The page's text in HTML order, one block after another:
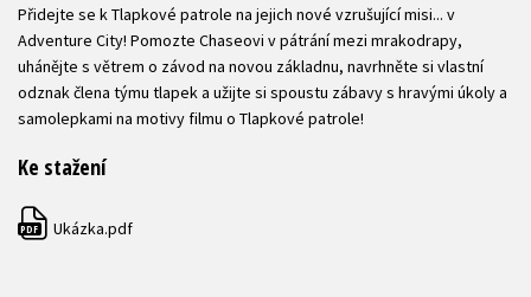
Přidejte se k Tlapkové patrole na jejich nové vzrušující misi... v
Adventure City! Pomozte Chaseovi v pátrání mezi mrakodrapy,
uhánějte s větrem o závod na novou základnu, navrhněte si vlastní
odznak člena týmu tlapek a užijte si spoustu zábavy s hravými úkoly a
samolepkami na motivy filmu o Tlapkové patrole!
Ke stažení
PDF Ukázka.pdf